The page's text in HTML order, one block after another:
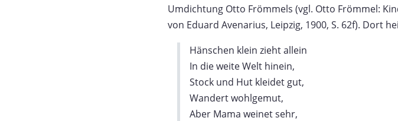
Umdichtung Otto Frömmels (vgl. Otto Frömmel:
von Eduard Avenarius, Leipzig, 1900, S. 62f). Dort
Hänschen klein zieht allein
In die weite Welt hinein,
Stock und Hut kleidet gut,
Wandert wohlgemut,
Aber Mama weinet sehr,